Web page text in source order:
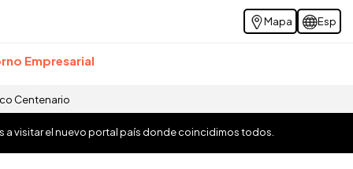
Mapa Esp
Empresarial
Centenario
a visitar el nuevo portal país donde coincidimos todos.